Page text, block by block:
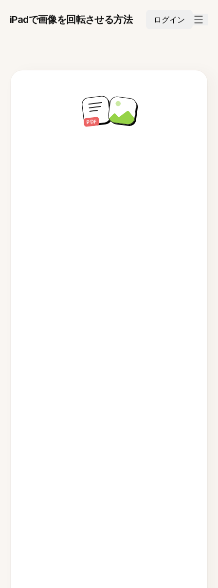
iPadで画像を回転させる方法 ログイン